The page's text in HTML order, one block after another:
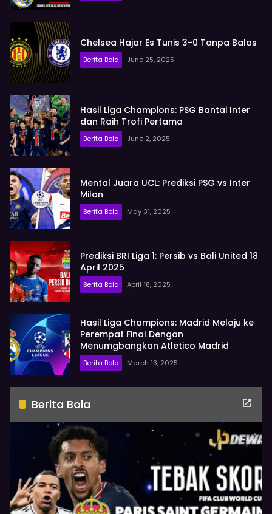
Chelsea Hajar Es Tunis 3-0 Tanpa Balas
Berita Bola June 25, 2025
Hasil Liga Champions: PSG Bantai Inter
dan Raih Trofi Pertama
Berita Bola June 2, 2025
Mental Juara UCL: Prediksi PSG vs Inter
Milan
Berita Bola May 31, 2025
Prediksi BRI Liga 1: Persib vs Bali United 18
April 2025
Berita Bola April 18, 2025
Hasil Liga Champions: Madrid Melaju ke
Perempat Final Dengan
Menumgbangkan Atletico Madrid
Berita Bola March 13, 2025
Berita Bola